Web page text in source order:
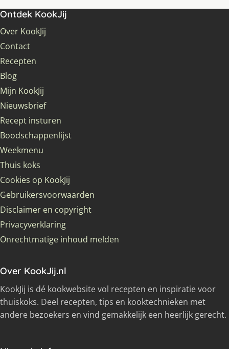
Ontdek KookJij
Over KookJij
Contact
Recepten
Blog
Mijn KookJij
Nieuwsbrief
Recept insturen
Boodschappenlijst
Weekmenu
Thuis koks
Cookies op KookJij
Gebruikersvoorwaarden
Disclaimer en copyright
Privacyverklaring
Onrechtmatige inhoud melden
Over KookJij.nl
KookJij is dé kookwebsite vol recepten en inspiratie voor
thuiskoks. Deel recepten, tips en kooktechnieken met
andere bezoekers en vind gemakkelijk een heerlijk gerecht.